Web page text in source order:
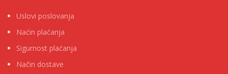
Uslovi poslovanja
Naćin plaćanja
Sigurnost plaćanja
Način dostave